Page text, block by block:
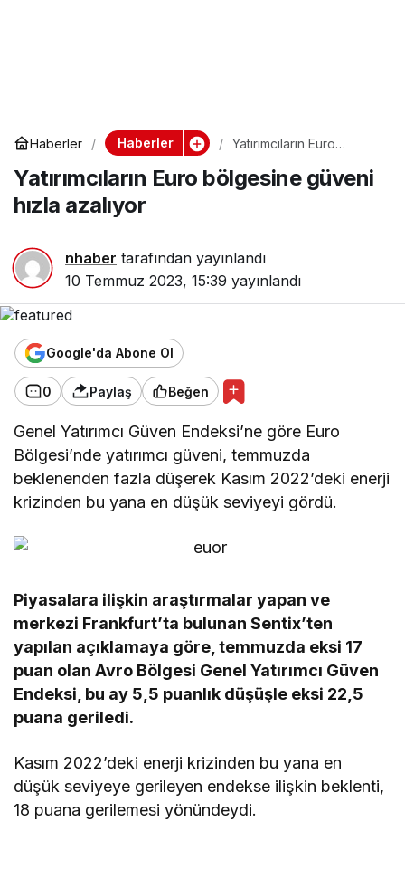
Haberler Haberler
Yatırımcıların Euro
azalıyor
Yatırımcıların Euro bölgesine güveni
hızla azalıyor
nhaber tarafından yayınlandı
10 Temmuz 2023, 15:39 yayınlandı
Google'da Abone Ol
0 Paylaş Beğen
Genel Yatırımcı Güven Endeksi’ne göre Euro
Bölgesi’nde yatırımcı güveni, temmuzda
beklenenden fazla düşerek Kasım 2022’deki enerji
krizinden bu yana en düşük seviyeyi gördü.
Piyasalara ilişkin araştırmalar yapan ve
merkezi Frankfurt’ta bulunan Sentix’ten
yapılan açıklamaya göre, temmuzda eksi 17
puan olan Avro Bölgesi Genel Yatırımcı Güven
Endeksi, bu ay 5,5 puanlık düşüşle eksi 22,5
puana geriledi.
Kasım 2022’deki enerji krizinden bu yana en
düşük seviyeye gerileyen endekse ilişkin beklenti,
18 puana gerilemesi yönündeydi.